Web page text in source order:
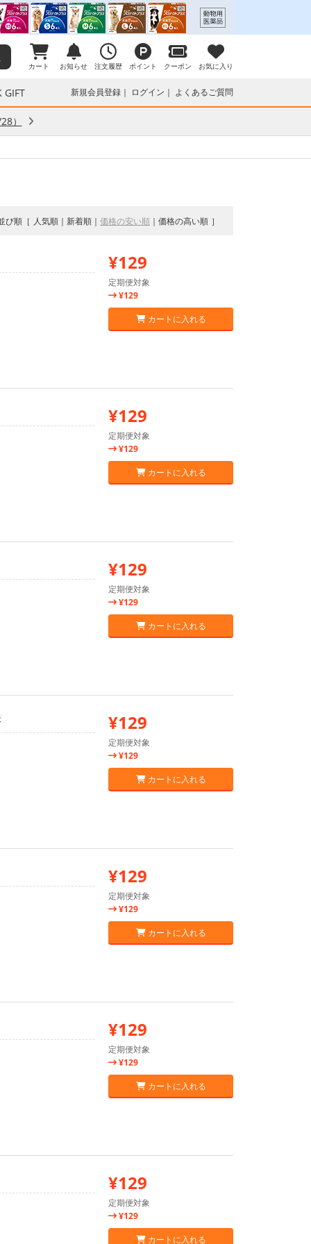
カート お知らせ 注文履歴 ポイント クーポン お気に入り
GIFT 新規会員登録 ログイン よくあるご質問
）
び順 人気順 新着順 価格の安い順 価格の高い順
¥129
定期便対象
¥129
カートに入れる
¥129
定期便対象
¥129
カートに入れる
¥129
定期便対象
¥129
カートに入れる
¥129
定期便対象
¥129
カートに入れる
¥129
定期便対象
¥129
カートに入れる
¥129
定期便対象
¥129
カートに入れる
¥129
定期便対象
¥129
カートに入れる